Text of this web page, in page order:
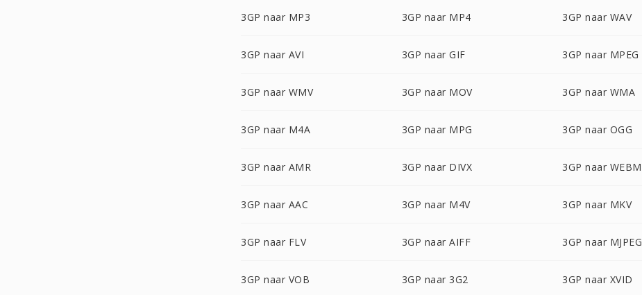
3GP naar MP3 3GP naar MP4 3GP naar WAV
3GP naar AVI 3GP naar GIF 3GP naar MPEG
3GP naar WMV 3GP naar MOV 3GP naar WMA
3GP naar M4A 3GP naar MPG 3GP naar OGG
3GP naar AMR 3GP naar DIVX 3GP naar WEBM
3GP naar AAC 3GP naar M4V 3GP naar MKV
3GP naar FLV 3GP naar AIFF 3GP naar MJPEG
3GP naar VOB 3GP naar 3G2 3GP naar XVID